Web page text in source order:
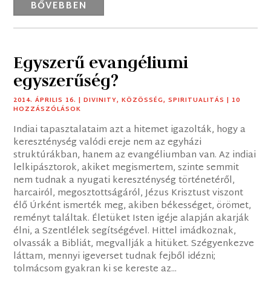
BŐVEBBEN
Egyszerű evangéliumi
egyszerűség?
2014. ÁPRILIS 16. |DIVINITY,KÖZÖSSÉG,SPIRITUALITÁS | 10
HOZZÁSZÓLÁSOK
Indiai tapasztalataim azt a hitemet igazolták, hogy a
kereszténység valódi ereje nem az egyházi
struktúrákban, hanem az evangéliumban van. Az indiai
lelkipásztorok, akiket megismertem, szinte semmit
nem tudnak a nyugati kereszténység történetéről,
harcairól, megosztottságáról, Jézus Krisztust viszont
élő Úrként ismerték meg, akiben békességet, örömet,
reményt találtak. Életüket Isten igéje alapján akarják
élni, a Szentlélek segítségével. Hittel imádkoznak,
olvassák a Bibliát, megvallják a hitüket. Szégyenkezve
láttam, mennyi igeverset tudnak fejből idézni;
tolmácsom gyakran ki se kereste az...